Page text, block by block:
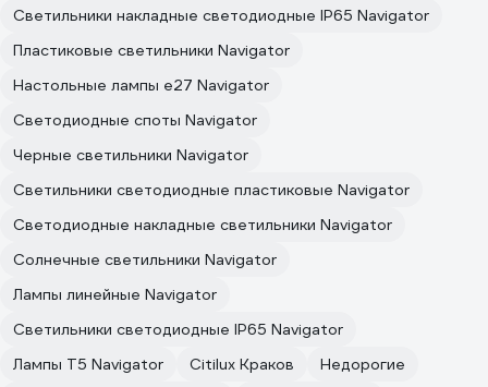
Светильники накладные светодиодные IP65 Navigator
Пластиковые светильники Navigator
Настольные лампы e27 Navigator
Светодиодные споты Navigator
Черные светильники Navigator
Светильники светодиодные пластиковые Navigator
Светодиодные накладные светильники Navigator
Солнечные светильники Navigator
Лампы линейные Navigator
Светильники светодиодные IP65 Navigator
Лампы T5 Navigator
Citilux Краков
Недорогие